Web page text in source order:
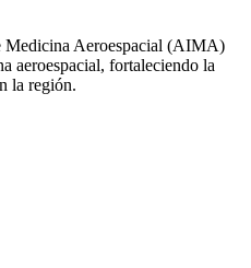
Medicina Aeroespacial (AIMA)
aeroespacial, fortaleciendo la
la región.